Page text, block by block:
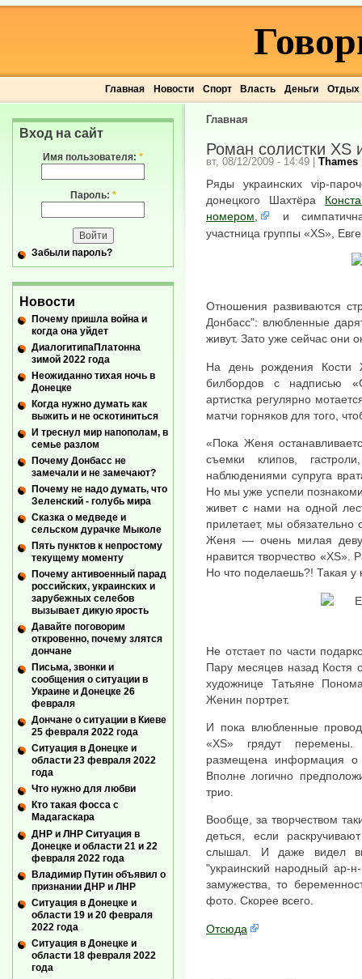
Главная Новости Спорт Власть Деньги Отдых
Главная
Роман солистки ХS
вт, 08/12/2009 - 14:49 | Thames
Ряды украинских vip-
донецкого Шахтёра
номером,
и
участница группы «XS»,
Отношения развиваются
Донбасс": влюбленные
живут. Зато уже сейчас они
На день рождения Кости
билбордов с надписью
артистка регулярно
матчи горняков для того,
«Пока Женя
съемки клипов,
наблюдениями супруга
Но мы уже успели
живет с нами на одной
прилетает, мы обязательно
Женя — очень милая
нравится творчество
Но что поделаешь?! Такая у
Не отстает по части
Пару месяцев назад Костя
художнице Татьяне
Женин портрет.
И пока влюбленные
«XS» грядут
размещена информация о
Вполне логично
трио.
Вообще, за творчеством
деться, если
слышал. И даже видел
"украинский народный ар-
замужества, то
фото. Скорее всего.
Отсюда
Вход на сайт
Имя пользователя: *
Пароль: *
Забыли пароль?
Новости
Почему пришла война и
когда она уйдет
ДиалогитипаПлатонна
зимой 2022 года
Неожиданно тихая ночь в
Донецке
Когда нужно думать как
выжить и не оскотиниться
И треснул мир напополам, в
семье разлом
Почему Донбасс не
замечали и не замечают?
Почему не надо думать, что
Зеленский - голубь мира
Сказка о медведе и
сельском дурачке Мыколе
Пять пунктов к непростому
текущему моменту
Почему антивоенный парад
российских, украинских и
зарубежных селебов
вызывает дикую ярость
Давайте поговорим
откровенно, почему злятся
дончане
Письма, звонки и
сообщения о ситуации в
Украине и Донецке 26
февраля
Дончане о ситуации в Киеве
25 февраля 2022 года
Ситуация в Донецке и
области 23 февраля 2022
года
Что нужно для любви
Кто такая фосса с
Мадагаскара
ДНР и ЛНР Ситуация в
Донецке и области 21 и 22
февраля 2022 года
Владимир Путин объявил о
признании ДНР и ЛНР
Ситуация в Донецке и
области 19 и 20 февраля
2022 года
Ситуация в Донецке и
области 18 февраля 2022
года